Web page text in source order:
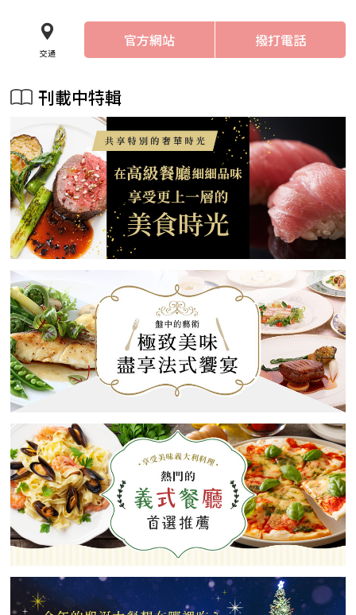
交通
官方網站 撥打電話
刊載中特輯